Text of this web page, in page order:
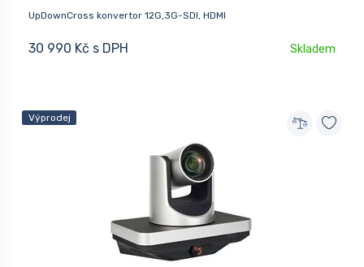
UpDownCross konvertor 12G,3G-SDI, HDMI
30 990 Kč s DPH Skladem
Výprodej